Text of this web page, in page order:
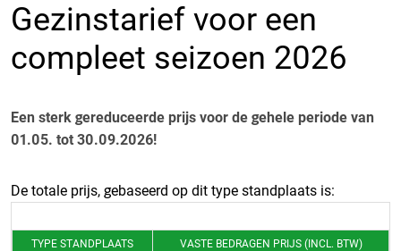
Gezinstarief voor een
compleet seizoen 2026
Een sterk gereduceerde prijs voor de gehele periode van
01.05. tot 30.09.2026!
De totale prijs, gebaseerd op dit type standplaats is:
TYPE STANDPLAATS VASTE BEDRAGEN PRIJS (INCL. BTW)